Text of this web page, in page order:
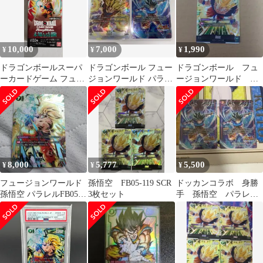
¥ 10,000
ドラゴンボールスーパ
ーカードゲーム フュー
ジョンワールド 未知な
る冒険 1BOX
¥ 7,000
ドラゴンボール フュー
ジョンワールド パラレ
ル 孫悟空 SR・身勝手
の極意の片鱗
¥ 1,990
ドラゴンボール フュ
ージョンワールド 孫
悟空 SCR FB05-119
¥8,000
フュージョンワールド
孫悟空 パラレルFB05-
119 scr★ 未知なる冒険
¥5,777
孫悟空 FB05-119 SCR
3枚セット
¥5,500
ドッカンコラボ 身勝
手 孫悟空 パラレル2